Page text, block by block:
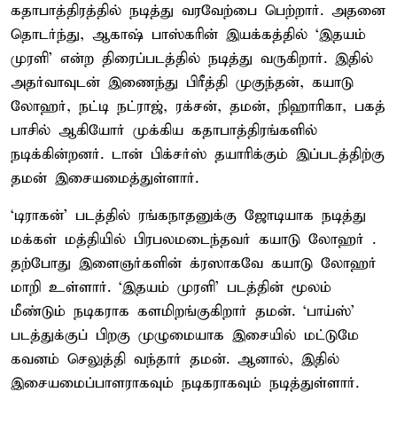
கதாபாத்திரத்தில் நடித்து வரவேற்பை பெற்றார். அதனை
தொடர்ந்து, ஆகாஷ் பாஸ்கரின் இயக்கத்தில் ‘இதயம்
முரளி’ என்ற திரைப்படத்தில் நடித்து வருகிறார். இதில்
அதர்வாவுடன் இணைந்து பிரீத்தி முகுந்தன், கயாடு
லோஹர், நட்டி நட்ராஜ், ரக்சன், தமன், நிஹாரிகா, பகத்
பாசில் ஆகியோர் முக்கிய கதாபாத்திரங்களில்
நடிக்கின்றனர். டான் பிக்சர்ஸ் தயாரிக்கும் இப்படத்திற்கு
தமன் இசையமைத்துள்ளார்.
‘டிராகன்’ படத்தில் ரங்கநாதனுக்கு ஜோடியாக நடித்து
மக்கள் மத்தியில் பிரபலமடைந்தவர் கயாடு லோஹர் .
தற்போது இளைஞர்களின் க்ரஸாகவே கயாடு லோஹர்
மாறி உள்ளார். ‘இதயம் முரளி’ படத்தின் மூலம்
மீண்டும் நடிகராக களமிறங்குகிறார் தமன். ‘பாய்ஸ்’
படத்துக்குப் பிறகு முழுமையாக இசையில் மட்டுமே
கவனம் செலுத்தி வந்தார் தமன். ஆனால், இதில்
இசையமைப்பாளராகவும் நடிகராகவும் நடித்துள்ளார்.